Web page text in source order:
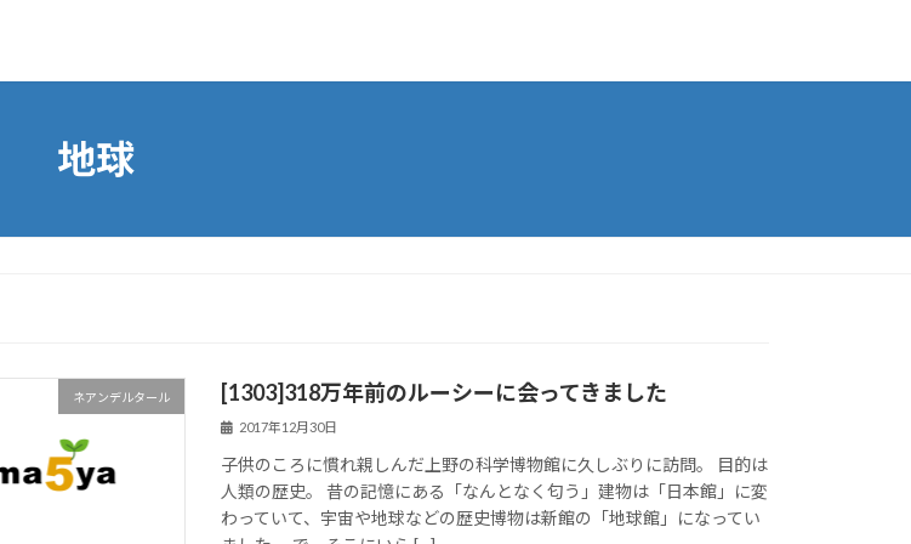
地球
ネアンデルタール [1303]318万年前のルーシーに会ってきました
2017年12月30日
子供のころに慣れ親しんだ上野の科学博物館に久しぶりに訪問。 目的は
人類の歴史。 昔の記憶にある「なんとなく匂う」建物は「日本館」に変
わっていて、宇宙や地球などの歴史博物は新館の「地球館」になってい